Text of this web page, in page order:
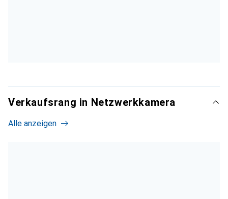
Verkaufsrang in Netzwerkkamera
Alle anzeigen